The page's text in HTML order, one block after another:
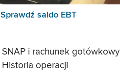
Sprawdź saldo EBT
SNAP i rachunek gotówkowy
Historia operacji